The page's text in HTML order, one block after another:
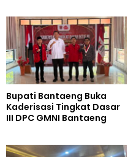
Bupati Bantaeng Buka
Kaderisasi Tingkat Dasar
III DPC GMNI Bantaeng